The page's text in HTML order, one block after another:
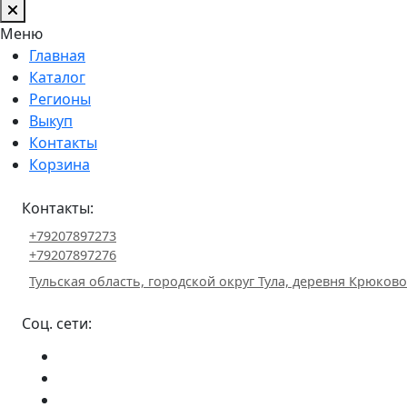
Меню
Главная
Каталог
Регионы
Выкуп
Контакты
Корзина
Контакты:
+79207897273
+79207897276
Тульская область, городской округ Тула, деревня
Соц. сети: